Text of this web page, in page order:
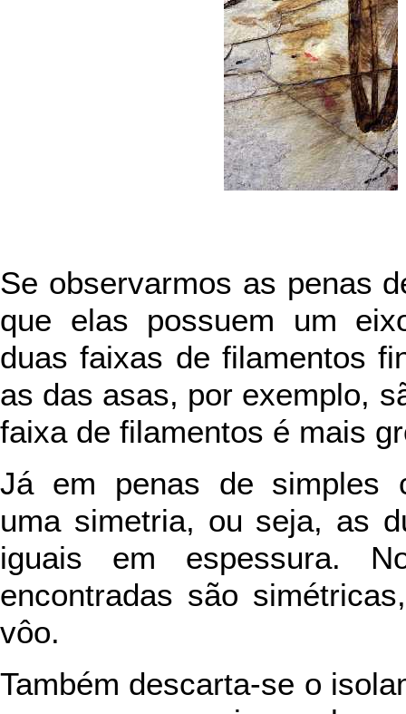
Se observarmos as penas
que elas possuem um
duas faixas de filamentos
as das asas, por exemplo,
faixa de filamentos é mais
Já em penas de simples
uma simetria, ou seja, as
iguais em espessura.
encontradas são
vôo.
Também descarta-se o